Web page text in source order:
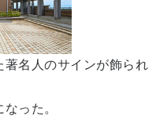
名人のサインが飾られ
った。